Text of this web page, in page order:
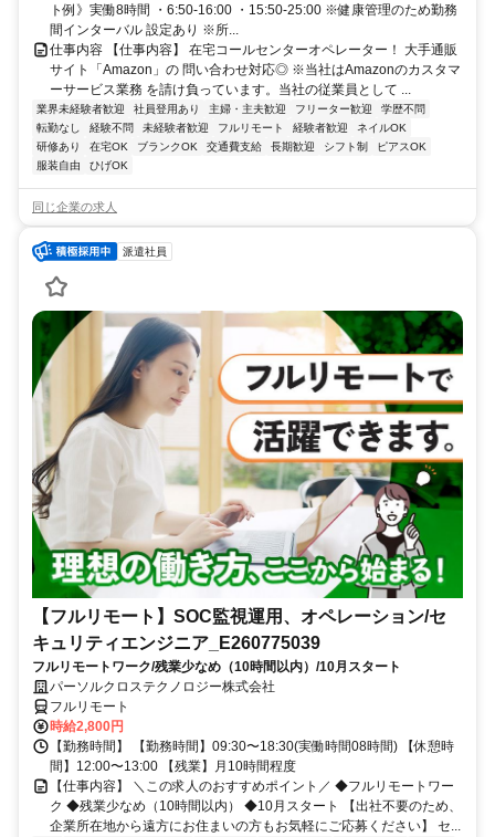
ト例》実働8時間 ・6:50-16:00 ・15:50-25:00 ※健康管理のため勤務
間インターバル 設定あり ※所...
仕事内容 【仕事内容】 在宅コールセンターオペレーター！ 大手通販
サイト「Amazon」の 問い合わせ対応◎ ※当社はAmazonのカスタマ
ーサービス業務 を請け負っています。当社の従業員として ...
業界未経験者歓迎 社員登用あり 主婦・主夫歓迎 フリーター歓迎
学歴不問
転勤なし
経験不問 未経験者歓迎 フルリモート 経験者歓迎
ネイルOK
研修あり
在宅OK ブランクOK 交通費支給 長期歓迎 シフト制
ピアスOK
服装自由
ひげOK
同じ企業の求人
派遣社員
【フルリモート】SOC監視運用、オペレーション/セ
キュリティエンジニア_E260775039
フルリモートワーク/残業少なめ（10時間以内）/10月スタート
パーソルクロステクノロジー株式会社
フルリモート
時給2,800円
【勤務時間】 【勤務時間】09:30〜18:30(実働時間08時間) 【休憩時
間】12:00〜13:00 【残業】月10時間程度
【仕事内容】 ＼この求人のおすすめポイント／ ◆フルリモートワー
ク ◆残業少なめ（10時間以内） ◆10月スタート 【出社不要のため、
企業所在地から遠方にお住まいの方もお気軽にご応募ください】 セ...